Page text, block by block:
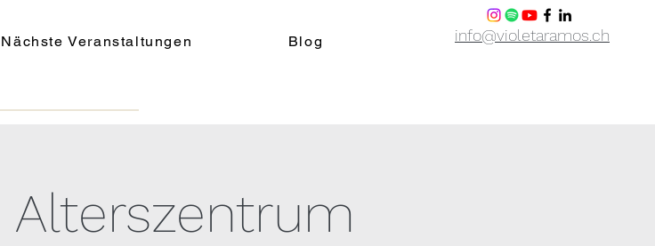
Nächste Veranstaltungen Blog info@violetaramos.ch
Alterszentrum